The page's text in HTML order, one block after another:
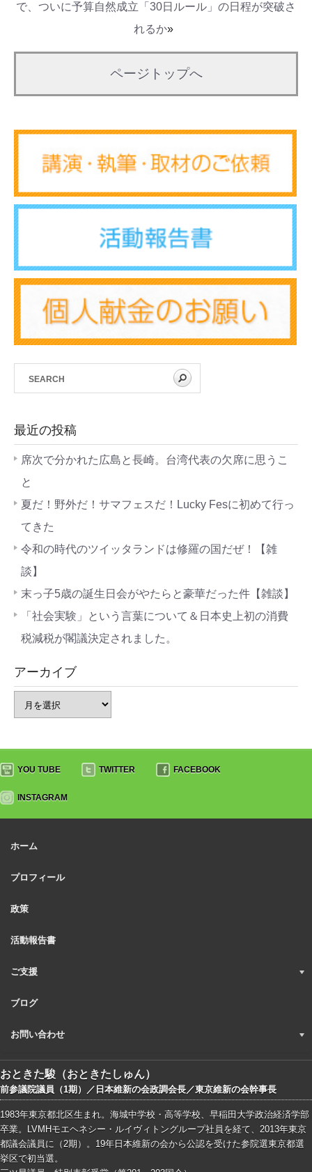
で、ついに予算自然成立「30日ルール」の日程が突破さ
れるか»
ページトップへ
最近の投稿
席次で分かれた広島と長崎。台湾代表の欠席に思うこ
と
夏だ！野外だ！サマフェスだ！Lucky Fesに初めて行っ
てきた
令和の時代のツイッタランドは修羅の国だぜ！【雑
談】
末っ子5歳の誕生日会がやたらと豪華だった件【雑談】
「社会実験」という言葉について＆日本史上初の消費
税減税が閣議決定されました。
アーカイブ
YOU TUBE TWITTER FACEBOOK
INSTAGRAM
ホーム
プロフィール
政策
活動報告書
ご支援
ブログ
お問い合わせ
おときた駿（おときたしゅん）
前参議院議員（1期）／日本維新の会政調会長／東京維新の会幹事長
1983年東京都北区生まれ。海城中学校・高等学校、早稲田大学政治経済学部
卒業。LVMHモエヘネシー・ルイヴィトングループ社員を経て、2013年東京
都議会議員に（2期）。19年日本維新の会から公認を受けた参院選東京都選
挙区で初当選。